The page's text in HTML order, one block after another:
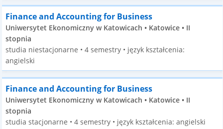
Finance and Accounting for Business
Uniwersytet Ekonomiczny w Katowicach • Katowice • II
stopnia
studia niestacjonarne • 4 semestry • język kształcenia:
angielski
Finance and Accounting for Business
Uniwersytet Ekonomiczny w Katowicach • Katowice • II
stopnia
studia stacjonarne • 4 semestry • język kształcenia: angielski